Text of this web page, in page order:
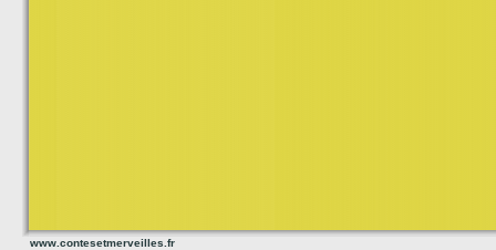
www.contesetmerveilles.fr